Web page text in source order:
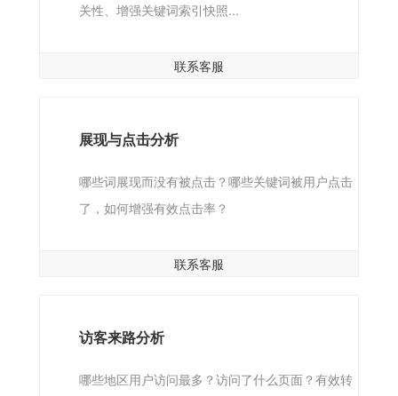
关性、增强关键词索引快照...
联系客服
展现与点击分析
哪些词展现而没有被点击？哪些关键词被用户点击
了，如何增强有效点击率？
联系客服
访客来路分析
哪些地区用户访问最多？访问了什么页面？有效转